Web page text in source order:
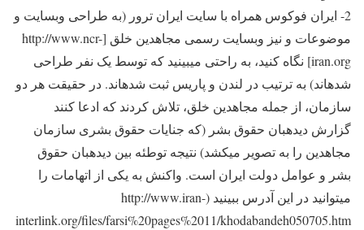
2- ایران فوکوس همراه با سایت ایران ترور (به طراحی وب‎سایت و
موضوعات و نیز وب‎سایت رسمی مجاهدین خلق [http://www.ncr-
iran.org] نگاه کنید، به راحتی می‎بینید که توسط یک نفر طراحی
شده‎اند) به ترتیب در لندن و پاریس ثبت شده‎اند. در حقیقت هر دو
سازمان، از جمله مجاهدین خلق، تلاش کردند که ادعا کنند
گزارش دیده‎بان حقوق بشر (که جنایات حقوق بشری سازمان
مجاهدین را به تصویر می‎کشد) نتیجه توطئه بین دیده‎بان حقوق
بشر و عوامل دولت ایران است. واکنش به یکی از اتهامات را
می‎توانید در این آدرس ببینید (http://www.iran-
interlink.org/files/farsi%20pages%2011/khodabandeh050705.htm